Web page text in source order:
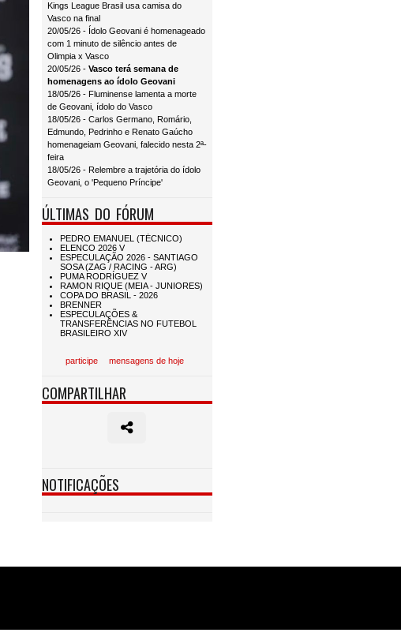
Kings League Brasil usa camisa do
Vasco na final
20/05/26 - Ídolo Geovani é homenageado
com 1 minuto de silêncio antes de
Olimpia x Vasco
20/05/26 - Vasco terá semana de
homenagens ao ídolo Geovani
18/05/26 - Fluminense lamenta a morte
de Geovani, ídolo do Vasco
18/05/26 - Carlos Germano, Romário,
Edmundo, Pedrinho e Renato Gaúcho
homenageiam Geovani, falecido nesta 2ª-
feira
18/05/26 - Relembre a trajetória do ídolo
Geovani, o 'Pequeno Príncipe'
ÚLTIMAS DO FÓRUM
participe mensagens de hoje
COMPARTILHAR
NOTIFICAÇÕES